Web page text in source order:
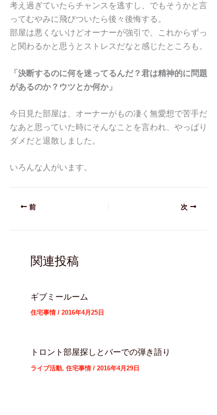
考え過ぎていたらチャンスを逃すし、でもそうかと言
ってむやみに飛びついたら後々後悔する。
部屋は悪くないけどオーナーが強引で、これからずっ
と関わるかと思うとストレスだなと感じたところも。
「決断するのに何を迷ってるんだ？君は精神的に問題
があるのか？ウツとか何か」
今日見た部屋は、オーナーがもの凄く無愛想で苦手だ
なあと思っていた時にそんなことを言われ、やっぱり
ダメだと退散しました。
いろんな人がいます。
前 次
関連投稿
ギブミールーム
住宅事情/ 2016年4月25日
トロント部屋探しとバーでの弾き語り
ライブ活動, 住宅事情/ 2016年4月29日